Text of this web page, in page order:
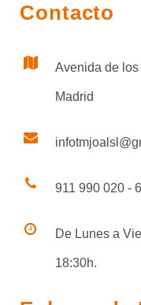
Contacto
Avenida de
Madrid
911 990 020 -
De Lunes a
18:30h.